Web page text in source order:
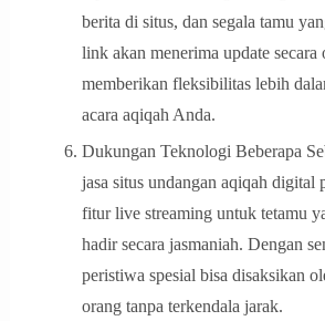
berita di situs, dan segala tamu
link akan menerima update secara
memberikan fleksibilitas lebih
acara aqiqah Anda.
Dukungan Teknologi Beberapa
jasa situs undangan aqiqah digital
fitur live streaming untuk tetamu
hadir secara jasmaniah. Dengan
peristiwa spesial bisa disaksikan
orang tanpa terkendala jarak.